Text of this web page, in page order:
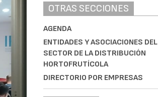
OTRAS SECCIONES
AGENDA
ENTIDADES Y ASOCIACIONES DEL
SECTOR DE LA DISTRIBUCIÓN
HORTOFRUTÍCOLA
DIRECTORIO POR EMPRESAS